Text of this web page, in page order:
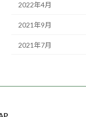
2022年4月
2021年9月
2021年7月